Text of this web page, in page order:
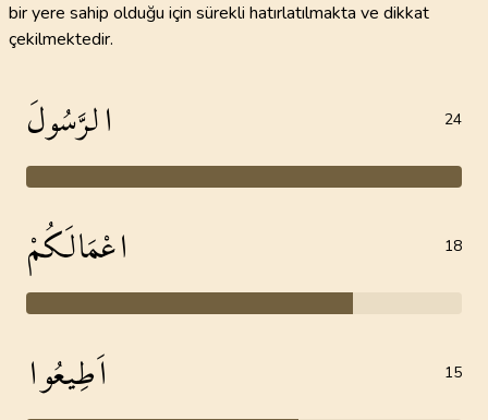
bir yere sahip olduğu için sürekli hatırlatılmakta ve dikkat
çekilmektedir.
الرَّسُولَ 24
اعْمَالَكُمْ 18
اَطِيعُوا 15